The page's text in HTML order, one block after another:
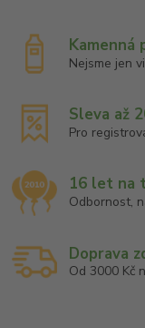
Kamenná
Nejsme jen
Sleva až
Pro
16 let na
Odbornost,
Doprava
Od 3000 Kč